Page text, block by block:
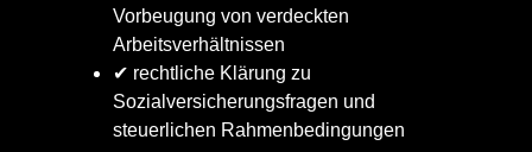
Vorbeugung von verdeckten
Arbeitsverhältnissen
✔ rechtliche Klärung zu
Sozialversicherungsfragen und
steuerlichen Rahmenbedingungen